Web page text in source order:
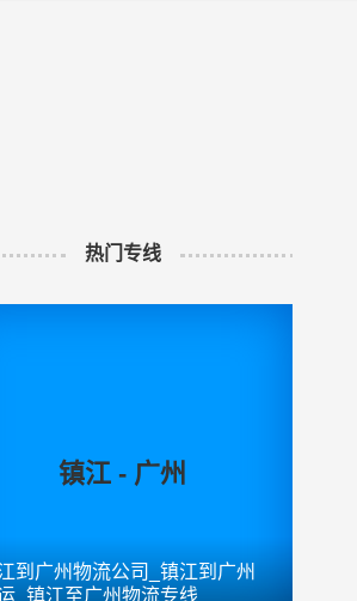
热门专线
镇江 - 广州
到广州物流公司_镇江到广州
_镇江至广州物流专线